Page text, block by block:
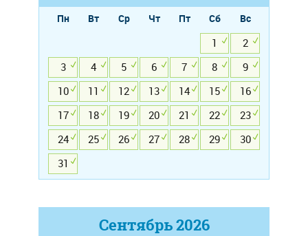
Пн Вт Ср Чт Пт Сб
Вс
1
2
3
4 5 6 7 8
9
10
11 12 13 14 15
16
17
18 19 20 21 22
23
24
25 26 27 28 29
30
31
Сентябрь2026